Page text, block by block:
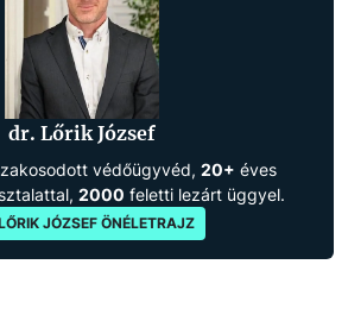
dr. Lőrik József
védőügyvéd, 20+ éves
2000 feletti lezárt üggyel.
JÓZSEF ÖNÉLETRAJZ